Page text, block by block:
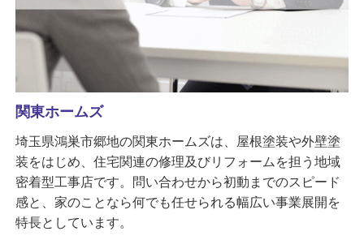
関東ホームズ
埼玉県鴻巣市郷地の関東ホームズは、屋根塗装や外壁塗
装をはじめ、住宅関連の修理及びリフォームを担う地域
密着型工事店です。問い合わせから初動までのスピード
感と、家のことなら何でも任せられる幅広い事業展開を
特長としています。